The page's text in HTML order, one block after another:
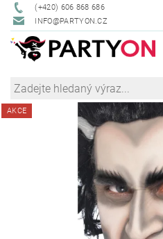
(+420) 606 868 686
INFO@PARTYON.CZ
AKCE